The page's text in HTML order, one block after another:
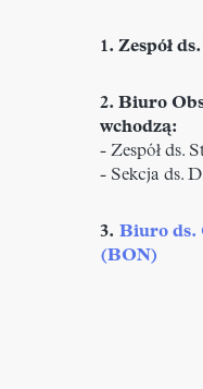
1. Zespół
2. Biuro
wchodzą:
- Zespół ds.
- Sekcja ds.
3. Biuro ds.
(BON)